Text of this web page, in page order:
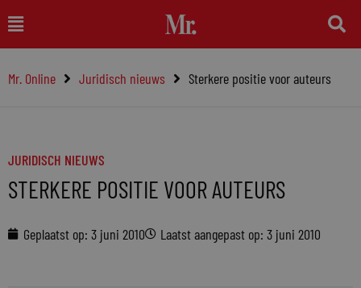
naar
inhoud
Main
Menu
Mr. Online Juridisch nieuws Sterkere positie voor auteurs
JURIDISCH NIEUWS
STERKERE POSITIE VOOR AUTEURS
Geplaatst op: 3 juni 2010 Laatst aangepast op: 3 juni 2010